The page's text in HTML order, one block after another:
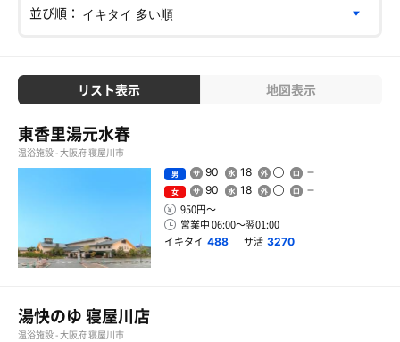
並び順：
リスト表示 地図表示
東香里湯元水春
温浴施設 - 大阪府 寝屋川市
男 90 18
女 90 18
950円〜
営業中 06:00〜翌01:00
イキタイ 488 サ活 3270
湯快のゆ 寝屋川店
温浴施設 - 大阪府 寝屋川市